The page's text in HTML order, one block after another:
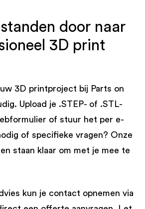
door naar
3D print
3D printproject bij Parts on
Upload je .STEP- of .STL-
of stuur het per e-
of specifieke vragen? Onze
staan klaar om met je mee te
kun je contact opnemen via